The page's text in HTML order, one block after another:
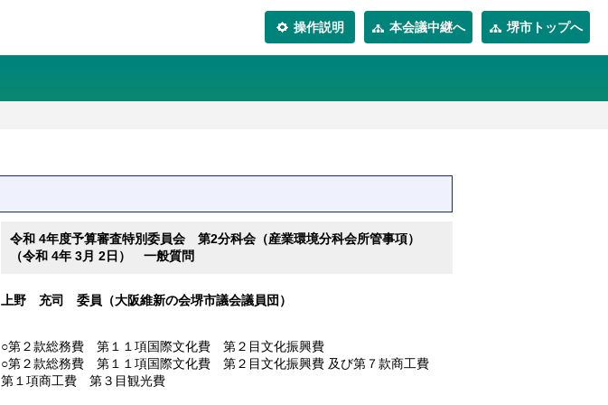
操作説明 本会議中継へ 堺市トップへ
令和 4年度予算審査特別委員会 第2分科会（産業環境分科会所管事項）
（令和 4年 3月 2日） 一般質問
上野 充司 委員（大阪維新の会堺市議会議員団）
○第２款総務費 第１１項国際文化費 第２目文化振興費
○第２款総務費 第１１項国際文化費 第２目文化振興費 及び第７款商工費
第１項商工費 第３目観光費